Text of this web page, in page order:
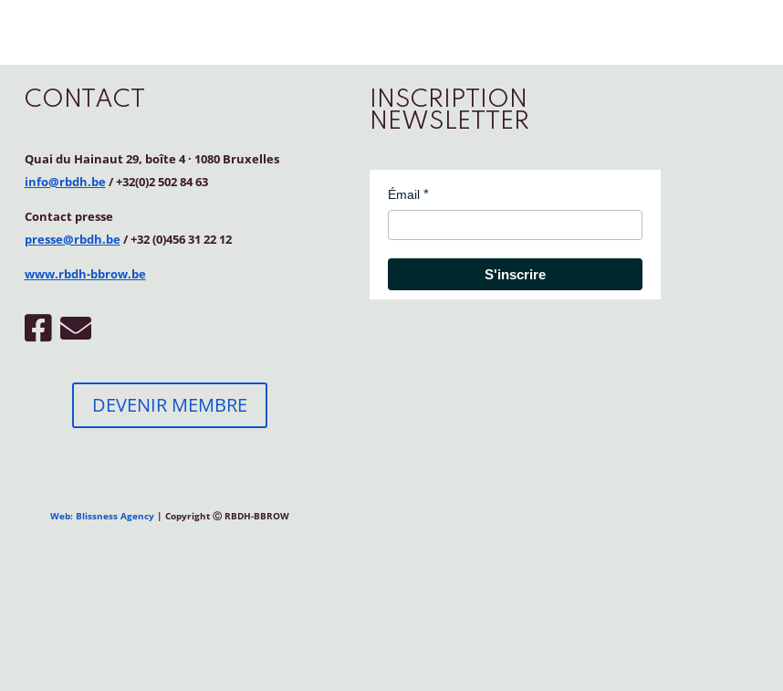
CONTACT
Quai du Hainaut 29, boîte 4· 1080 Bruxelles
info@rbdh.be/ +32(0)2 502 84 63
Contact presse
presse@rbdh.be/ +32 (0)456 31 22 12
www.rbdh-bbrow.be
DEVENIR MEMBRE
INSCRIPTION
NEWSLETTER
Émail
S'inscrire
Web: Blissness Agency | Copyright Ⓒ RBDH-BBROW